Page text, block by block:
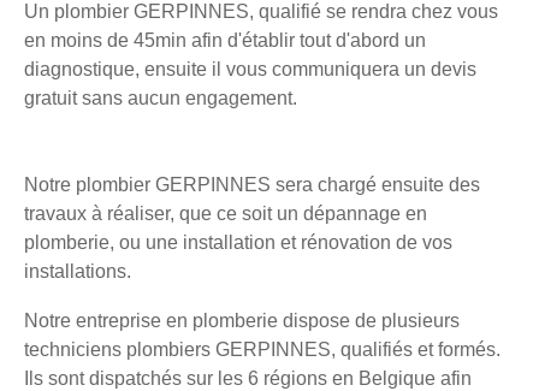
Un plombier GERPINNES, qualifié se rendra chez vous
en moins de 45min afin d'établir tout d'abord un
diagnostique, ensuite il vous communiquera un devis
gratuit sans aucun engagement.
Notre plombier GERPINNES sera chargé ensuite des
travaux à réaliser, que ce soit un dépannage en
plomberie, ou une installation et rénovation de vos
installations.
Notre entreprise en plomberie dispose de plusieurs
techniciens plombiers GERPINNES, qualifiés et formés.
Ils sont dispatchés sur les 6 régions en Belgique afin